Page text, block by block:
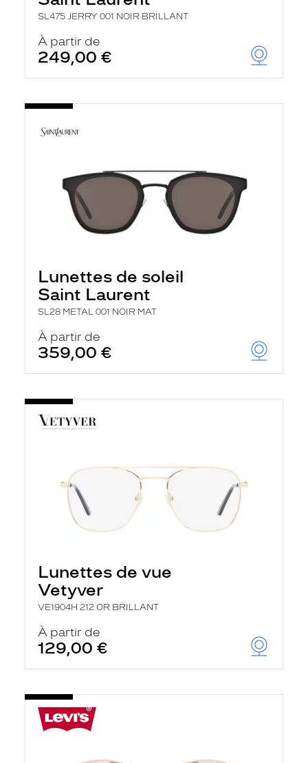
SL475 JERRY 001 NOIR BRILLANT
À partir de
249,00 €
Lunettes de soleil
Saint Laurent
SL28 METAL 001 NOIR MAT
À partir de
359,00 €
Lunettes de vue
Vetyver
VE1904H 212 OR BRILLANT
À partir de
129,00 €